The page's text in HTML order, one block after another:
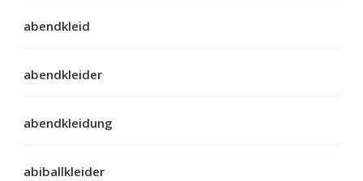
abendkleid
abendkleider
abendkleidung
abiballkleider